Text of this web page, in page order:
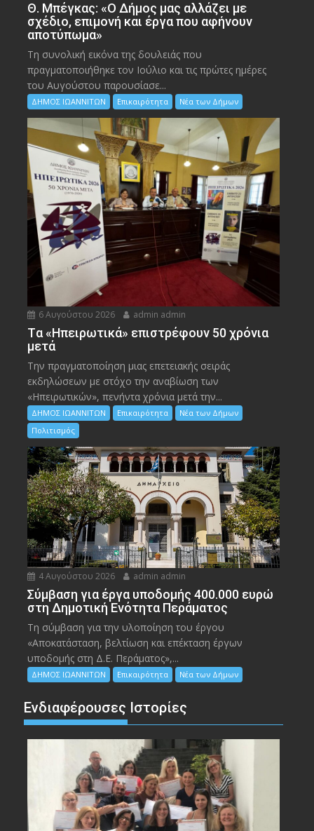
Θ. Μπέγκας: «Ο Δήμος μας αλλάζει με
σχέδιο, επιμονή και έργα που αφήνουν
αποτύπωμα»
Τη συνολική εικόνα της δουλειάς που
πραγματοποιήθηκε τον Ιούλιο και τις πρώτες ημέρες
του Αυγούστου παρουσίασε...
ΔΗΜΟΣ ΙΩΑΝΝΙΤΩΝ Επικαιρότητα Νέα των Δήμων
6 Αυγούστου 2026 admin admin
Tα «Ηπειρωτικά» επιστρέφουν 50 χρόνια
μετά
Την πραγματοποίηση μιας επετειακής σειράς
εκδηλώσεων με στόχο την αναβίωση των
«Ηπειρωτικών», πενήντα χρόνια μετά την...
ΔΗΜΟΣ ΙΩΑΝΝΙΤΩΝ Επικαιρότητα
Νέα των Δήμων
Πολιτισμός
4 Αυγούστου 2026 admin admin
Σύμβαση για έργα υποδομής 400.000 ευρώ
στη Δημοτική Ενότητα Περάματος
Τη σύμβαση για την υλοποίηση του έργου
«Αποκατάσταση, βελτίωση και επέκταση έργων
υποδομής στη Δ.Ε. Περάματος»,...
ΔΗΜΟΣ ΙΩΑΝΝΙΤΩΝ Επικαιρότητα Νέα των Δήμων
Ενδιαφέρουσες Ιστορίες